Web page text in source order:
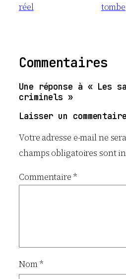
réel
tombe
Commentaires
Une réponse à « Les
criminels »
Laisser un commentaire
Votre adresse e-mail ne
champs obligatoires sont
Commentaire *
Nom*